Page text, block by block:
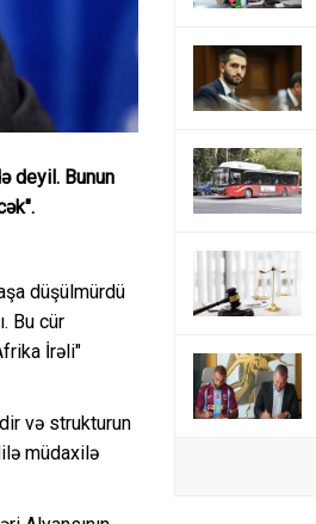
deyil. Bunun
düşülmürdü
Bu cür
İrəli"
və strukturun
müdaxilə